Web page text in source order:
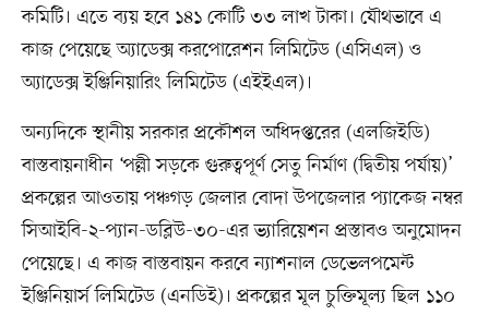
কমিটি। এতে ব্যয় হবে ১৪১ কোটি ৩৩ লাখ টাকা। যৌথভাবে এ
কাজ পেয়েছে অ্যাডেক্স করপোরেশন লিমিটেড (এসিএল) ও
অ্যাডেক্স ইঞ্জিনিয়ারিং লিমিটেড (এইইএল)।
অন্যদিকে স্থানীয় সরকার প্রকৌশল অধিদপ্তরের (এলজিইডি)
বাস্তবায়নাধীন ‘পল্লী সড়কে গুরুত্বপূর্ণ সেতু নির্মাণ (দ্বিতীয় পর্যায়)’
প্রকল্পের আওতায় পঞ্চগড় জেলার বোদা উপজেলার প্যাকেজ নম্বর
সিআইবি-২-প্যান-ডব্লিউ-৩০-এর ভ্যারিয়েশন প্রস্তাবও অনুমোদন
পেয়েছে। এ কাজ বাস্তবায়ন করবে ন্যাশনাল ডেভেলপমেন্ট
ইঞ্জিনিয়ার্স লিমিটেড (এনডিই)। প্রকল্পের মূল চুক্তিমূল্য ছিল ১১০